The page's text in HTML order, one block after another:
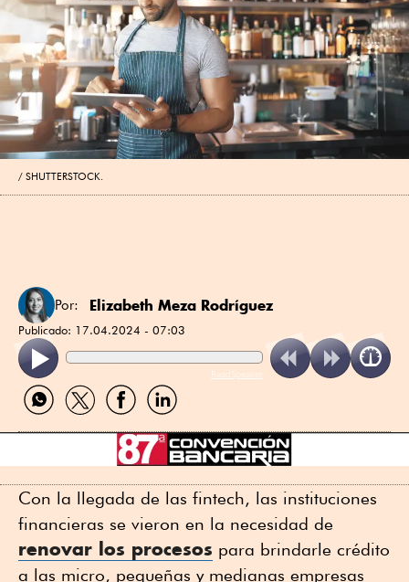
SHUTTERSTOCK.
Por: Elizabeth Meza Rodríguez
Publicado: 17.04.2024 - 07:03
ReadSpeaker
Compartir
por
Compartir
por
Compartir
por
Compartir
por
Con la llegada de las fintech, las instituciones
financieras se vieron en la necesidad de
renovar los procesos para brindarle crédito
a las micro, pequeñas y medianas empresas